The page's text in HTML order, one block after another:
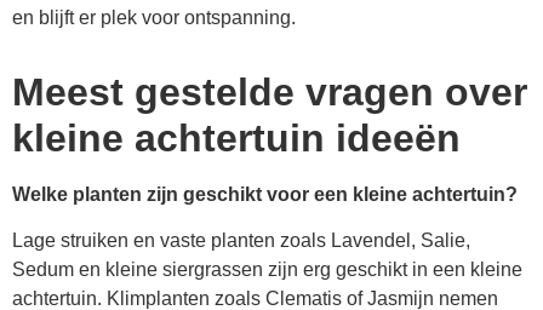
en blijft er plek voor ontspanning.
Meest gestelde vragen over
kleine achtertuin ideeën
Welke planten zijn geschikt voor een kleine achtertuin?
Lage struiken en vaste planten zoals Lavendel, Salie,
Sedum en kleine siergrassen zijn erg geschikt in een kleine
achtertuin. Klimplanten zoals Clematis of Jasmijn nemen